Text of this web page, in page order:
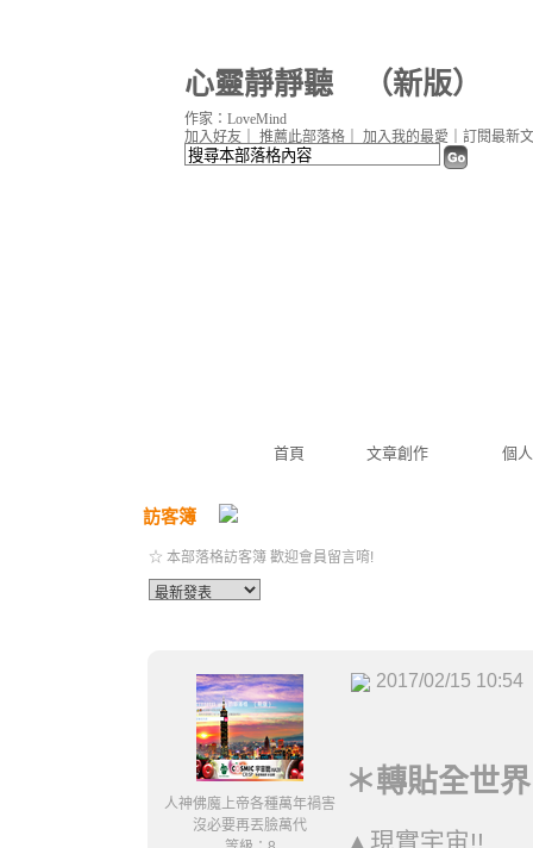
心靈靜靜聽 （新版）
首頁 文章創作 個
加入好友 推薦此部落格 加入我的最愛 訂閱最新
作家：LoveMind
訪客簿
☆ 本部落格訪客簿 歡迎會員留言唷!
人神佛魔上帝各種萬年禍害
沒必要再丟臉萬代
2017/02/15 10:54
＊轉貼全世
▲現實宇宙!!